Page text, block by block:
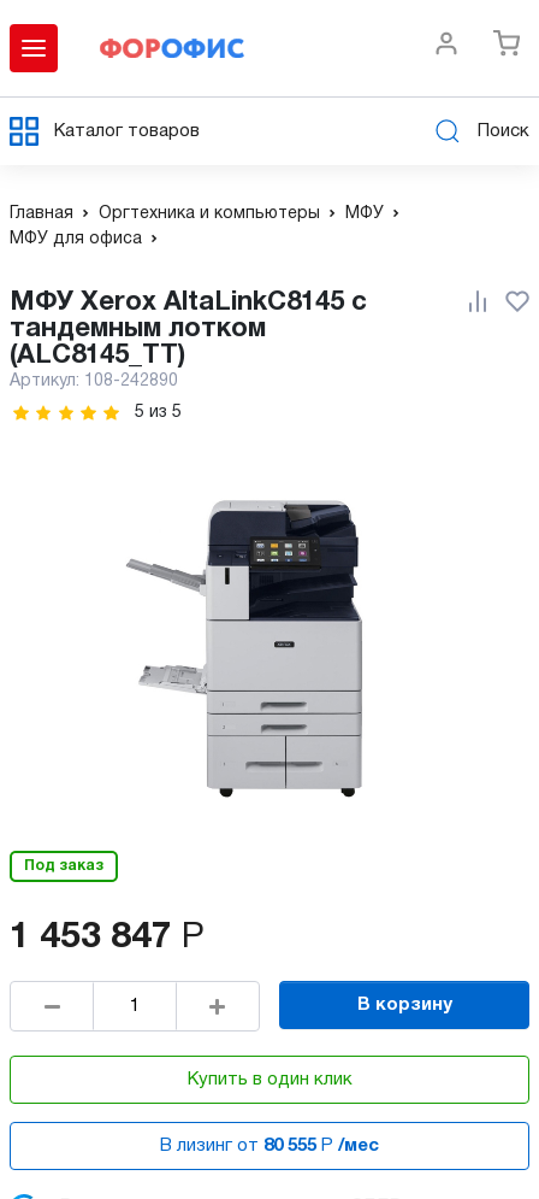
Каталог товаров Поиск
Главная Оргтехника и компьютеры
МФУ
МФУ для офиса
МФУ Xerox AltaLinkC8145 с
тандемным лотком
(ALC8145_TT)
Артикул: 108-242890
5 из 5
Под заказ
1 453 847 Р
В корзину
Купить в один клик
В лизинг от 80 555 Р /мес